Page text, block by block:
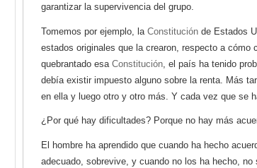
garantizar la supervivencia del grupo.
Tomemos por ejemplo, la Constitución de Estados
estados originales que la crearon, respecto a
quebrantado esa Constitución , el país ha tenido
debía existir impuesto alguno sobre la renta. Más
en ella y luego otro y otro más. Y cada vez que se
¿Por qué hay dificultades? Porque no hay más
El hombre ha aprendido que cuando ha hecho
adecuado, sobrevive, y cuando no los ha hecho,